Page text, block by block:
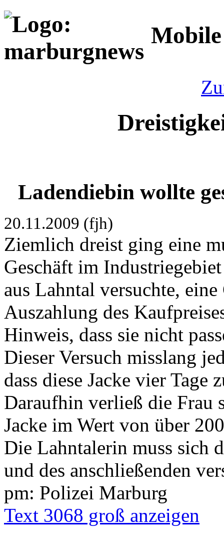
Ladendiebin wollte
20.11.2009 (fjh)
Ziemlich dreist ging eine
Geschäft im
aus Lahntal versuchte,
Auszahlung des
Hinweis, dass sie nicht
Dieser Versuch misslang
dass diese Jacke vier Tage
Daraufhin verließ die Frau
Jacke im Wert von über
Die Lahntalerin muss sich
und des anschließenden
pm: Polizei Marburg
Text 3068 groß anzeigen